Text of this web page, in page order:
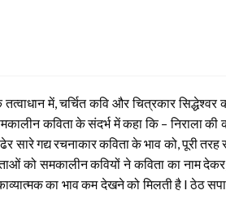
में, चर्चित कवि और चित्रकार सिद्धेश्वर
कविता के संदर्भ में कहा कि – निराला की
गद्य रचनाकार कविता के भाव को, पूरी
को समकालीन कवियों ने कविता का नाम
का भाव कम देखने को मिलती है l ठेठ